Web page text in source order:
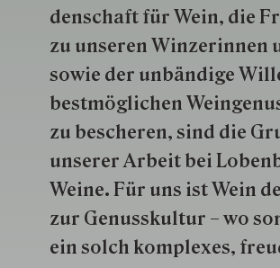
den­schaft für Wein, die
zu unseren Win­zer­innen
so­wie der un­bän­dige
best­mög­lich­en
zu besche­ren, sind die
unserer Arbeit bei
Weine. Für uns ist Wein
zur Genuss­kultur – wo
ein solch kom­plexes,